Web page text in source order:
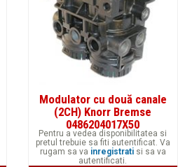
Modulator cu două canale
(2CH) Knorr Bremse
0486204017X50
Pentru a vedea disponibilitatea si
pretul trebuie sa fiti autentificat. Va
rugam sa va inregistratisi sa va
autentificati.